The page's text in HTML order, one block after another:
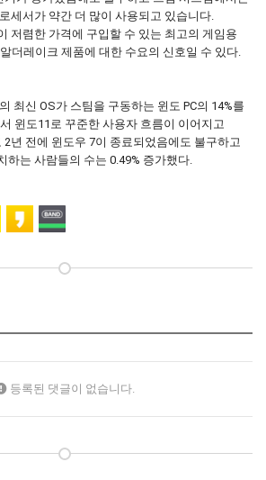
세서가 약간 더 많이 사용되고 있습니다.
저렴한 가격에 구입할 수 있는 최고의 게임용
더레이크 제품에 대한 수요의 신호일 수 있다.
최신 OS가 스팀을 구동하는 윈도 PC의 14%를
윈도11로 꾸준한 사용자 흐름이 이어지고
년 전에 윈도우 7이 종료되었음에도 불구하고
하는 사람들의 수는 0.49% 증가했다.
등록된 댓글이 없습니다.